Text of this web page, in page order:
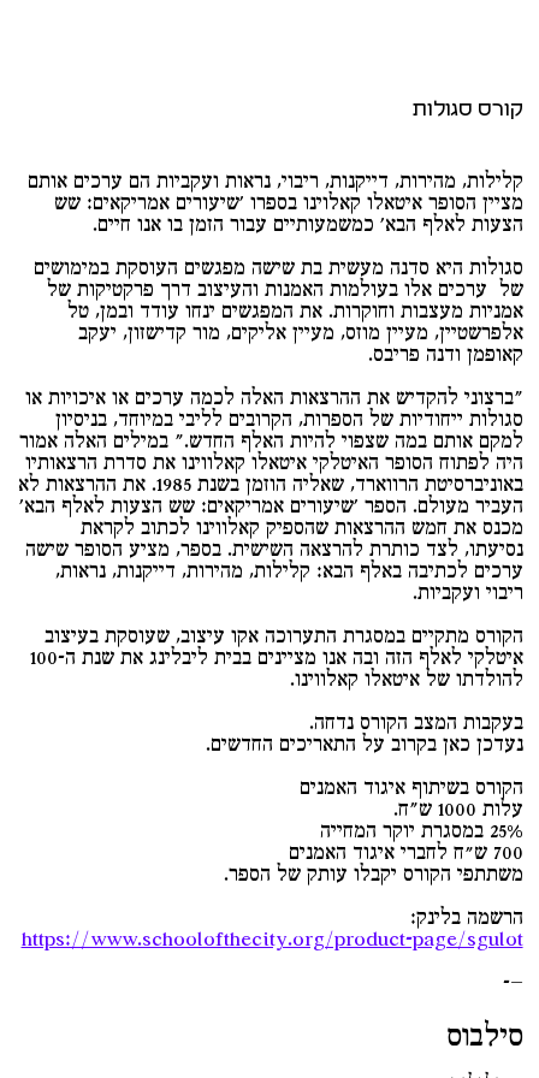
קורס סגולות
קלילות, מהירות, דייקנות, ריבוי, נראות ועקביות הם ערכים אותם
מציין הסופר איטאלו קאלוינו בספרו ׳שיעורים אמריקאים: שש
הצעות לאלף הבא׳ כמשמעותיים עבור הזמן בו אנו חיים.
סגולות היא סדנה מעשית בת שישה מפגשים העוסקת במימושים
של ערכים אלו בעולמות האמנות והעיצוב דרך פרקטיקות של
אמניות מעצבות וחוקרות. את המפגשים ינחו עודד ובמן, טל
אלפרשטיין, מעיין מוזס, מעיין אליקים, מור קדישזון, יעקב
קאופמן ודנה פריבס.
״ברצוני להקדיש את ההרצאות האלה לכמה ערכים או איכויות או
סגולות ייחודיות של הספרות, הקרובים לליבי במיוחד, בניסיון
למקם אותם במה שצפוי להיות האלף החדש.״ במילים האלה אמור
היה לפתוח הסופר האיטלקי איטאלו קאלווינו את סדרת הרצאותיו
באוניברסיטת הרווארד, שאליה הוזמן בשנת 1985. את ההרצאות לא
העביר מעולם. הספר ׳שיעורים אמריקאים: שש הצעות לאלף הבא׳
מכנס את חמש ההרצאות שהספיק קאלווינו לכתוב לקראת
נסיעתו, לצד כותרת להרצאה השישית. בספר, מציע הסופר שישה
ערכים לכתיבה באלף הבא: קלילות, מהירות, דייקנות, נראות,
ריבוי ועקביות.
הקורס מתקיים במסגרת התערוכה אקו עיצוב, שעוסקת בעיצוב
איטלקי לאלף הזה ובה אנו מציינים בבית ליבלינג את שנת ה-100
להולדתו של איטאלו קאלווינו.
בעקבות המצב הקורס נדחה.
נעדכן כאן בקרוב על התאריכים החדשים.
הקורס בשיתוף איגוד האמנים
עלות 1000 ש״ח.
25% במסגרת יוקר המחייה
700 ש"ח לחברי איגוד האמנים
משתתפי הקורס יקבלו עותק של הספר.
הרשמה בלינק:
https://www.schoolofthecity.org/product-page/sgulot
—-
סילבוס